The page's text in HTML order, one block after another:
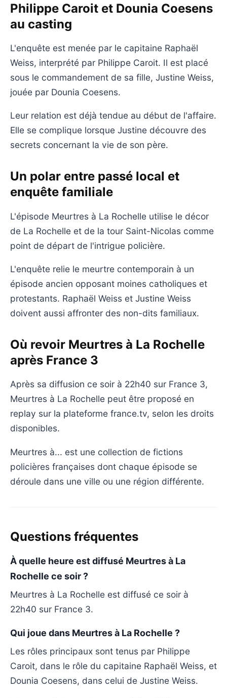
Philippe Caroit et Dounia Coesens
au casting
L'enquête est menée par le capitaine Raphaël
Weiss, interprété par Philippe Caroit. Il est placé
sous le commandement de sa fille, Justine Weiss,
jouée par Dounia Coesens.
Leur relation est déjà tendue au début de l'affaire.
Elle se complique lorsque Justine découvre des
secrets concernant la vie de son père.
Un polar entre passé local et
enquête familiale
L'épisode Meurtres à La Rochelle utilise le décor
de La Rochelle et de la tour Saint-Nicolas comme
point de départ de l'intrigue policière.
L'enquête relie le meurtre contemporain à un
épisode ancien opposant moines catholiques et
protestants. Raphaël Weiss et Justine Weiss
doivent aussi affronter des non-dits familiaux.
Où revoir Meurtres à La Rochelle
après France 3
Après sa diffusion ce soir à 22h40 sur France 3,
Meurtres à La Rochelle peut être proposé en
replay sur la plateforme france.tv, selon les droits
disponibles.
Meurtres à... est une collection de fictions
policières françaises dont chaque épisode se
déroule dans une ville ou une région différente.
Questions fréquentes
À quelle heure est diffusé Meurtres à La
Rochelle ce soir ?
Meurtres à La Rochelle est diffusé ce soir à
22h40 sur France 3.
Qui joue dans Meurtres à La Rochelle ?
Les rôles principaux sont tenus par Philippe
Caroit, dans le rôle du capitaine Raphaël Weiss, et
Dounia Coesens, dans celui de Justine Weiss.